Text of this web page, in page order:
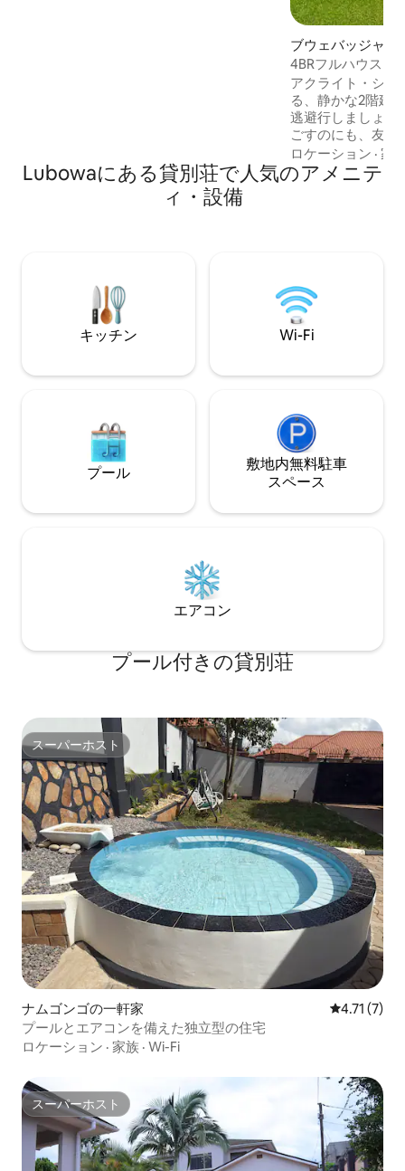
ブウェバッジャ・
の一軒家
4BRフルハウス
Entebbe
アクライト・シテ
る、静かな2階建
逃避行しましょう
ごすのにも、友人
す。 日当たりの良いリビングエリアでリ
ラックスし、2つ
て夕日を眺め、高
で、どんな旅行に
ロケーション ·家
Lubowaにある貸別荘で人気のアメニテ
ィ・設備
キッチン Wi-Fi
プール
敷地内無料駐⁠車
ス⁠ペ⁠ー⁠ス
エアコン
プール付きの貸別荘
スーパーホスト
スーパーホスト
ナムゴンゴの一軒家 レビュー7
4.71 (7)
プールとエアコンを備えた独立型の住宅
ロケーション · 家族 · Wi-Fi
スーパーホスト
スーパーホスト